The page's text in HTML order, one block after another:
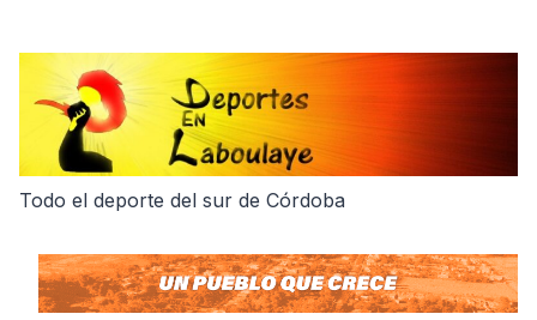
Todo el deporte del sur de Córdoba